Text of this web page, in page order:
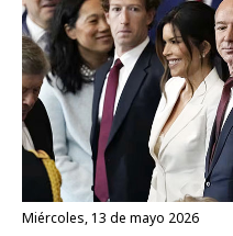
miércoles, 13 de mayo 2026